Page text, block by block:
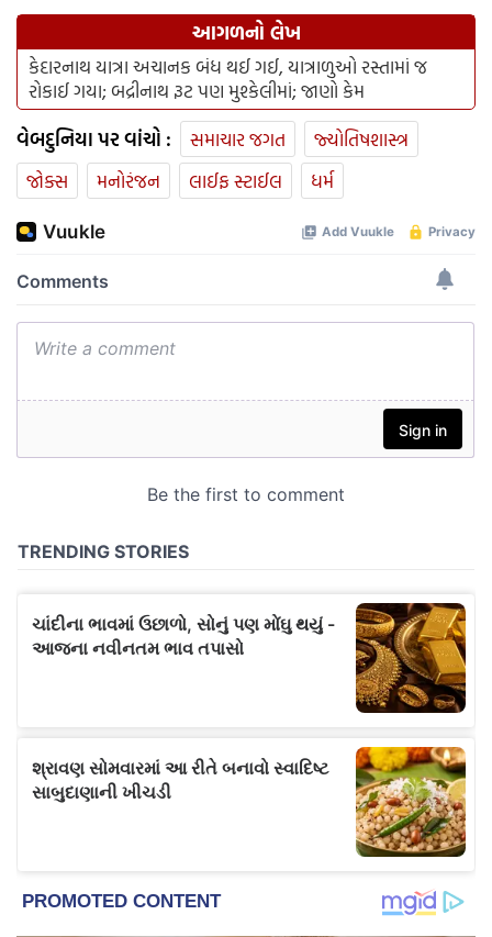
આગળનો લેખ
કેદારનાથ યાત્રા અચાનક બંધ થઈ ગઈ, યાત્રાળુઓ રસ્તામાં જ
રોકાઈ ગયા; બદ્રીનાથ રૂટ પણ મુશ્કેલીમાં; જાણો કેમ
વેબદુનિયા પર વાંચો : સમાચાર જગત
જ્યોતિષશાસ્ત્ર
જોક્સ
મનોરંજન લાઈફ સ્ટાઈલ ધર્મ